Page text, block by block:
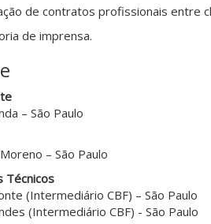
de contratos profissionais entre
de imprensa.
– São Paulo
– São Paulo
Técnicos
(Intermediário CBF) – São Paulo
(Intermediário CBF) - São Paulo